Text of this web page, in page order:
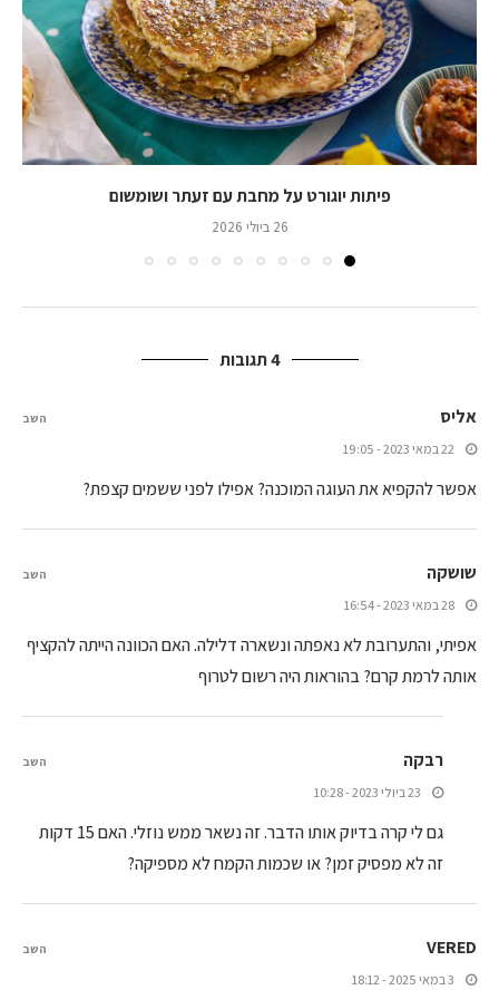
פיתות יוגורט על מחבת עם זעתר ושומשום
26 ביולי 2026
4 תגובות
אליס
22 במאי 2023 - 19:05
אפשר להקפיא את העוגה המוכנה? אפילו לפני ששמים קצפת?
השב
שושקה
28 במאי 2023 - 16:54
אפיתי, והתערובת לא נאפתה ונשארה דלילה. האם הכוונה הייתה להקציף
אותה לרמת קרם? בהוראות היה רשום לטרוף
השב
רבקה
23 ביולי 2023 - 10:28
גם לי קרה בדיוק אותו הדבר. זה נשאר ממש נוזלי. האם 15 דקות
זה לא מפסיק זמן? או שכמות הקמח לא מספיקה?
השב
VERED
3 במאי 2025 - 18:12
השב